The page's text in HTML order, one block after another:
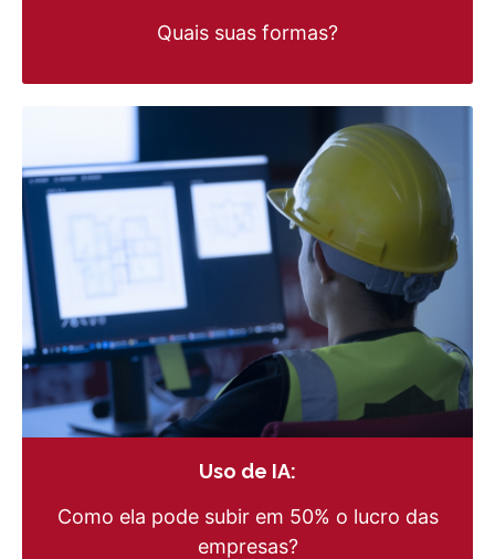
Quais suas formas?
Uso de IA:
Como ela pode subir em 50% o lucro das
empresas?